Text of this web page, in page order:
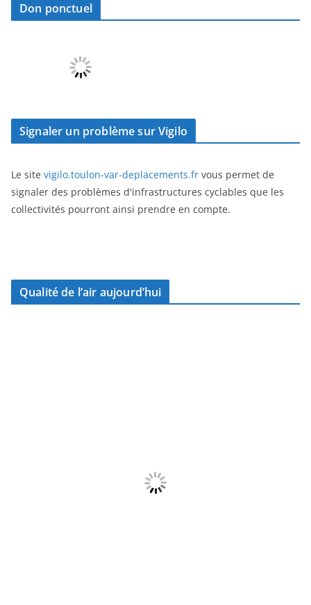
Don ponctuel
Signaler un problème sur Vigilo
Le site vigilo.toulon-var-deplacements.fr vous permet de
signaler des problèmes d'infrastructures cyclables que les
collectivités pourront ainsi prendre en compte.
Qualité de l’air aujourd’hui